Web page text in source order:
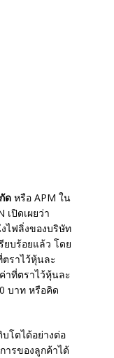
ดหรือ APM ใน
เปิดเผยว่า
ไฟลิ่งของบริษัท
ยบร้อยแล้ว โดย
ราไว้หุ้นละ
าที่ตราไว้หุ้นละ
บาท หรือคิด
โตได้อย่างต่อ
ารของลูกค้าได้